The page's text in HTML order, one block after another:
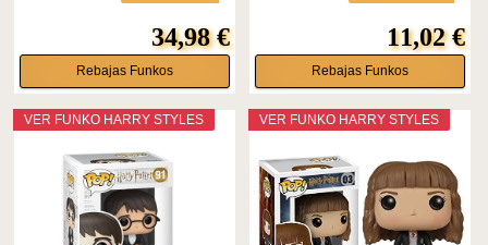
34,98 €
Rebajas Funkos
11,02 €
Rebajas Funkos
VER FUNKO HARRY STYLES VER FUNKO HARRY STYLES